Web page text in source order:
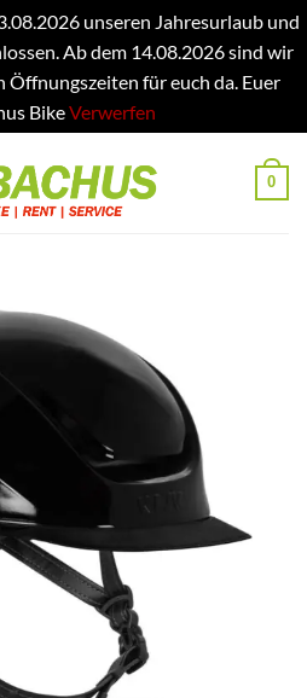
unseren Jahresurlaub und
Ab dem 14.08.2026 sind wir
Öffnungszeiten für euch da. Euer
BikeVerwerfen
0